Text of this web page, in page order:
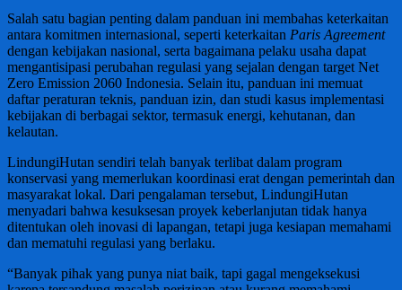
Salah satu bagian penting dalam panduan ini membahas keterkaitan
antara komitmen internasional, seperti keterkaitan Paris Agreement
dengan kebijakan nasional, serta bagaimana pelaku usaha dapat
mengantisipasi perubahan regulasi yang sejalan dengan target Net
Zero Emission 2060 Indonesia. Selain itu, panduan ini memuat
daftar peraturan teknis, panduan izin, dan studi kasus implementasi
kebijakan di berbagai sektor, termasuk energi, kehutanan, dan
kelautan.
LindungiHutan sendiri telah banyak terlibat dalam program
konservasi yang memerlukan koordinasi erat dengan pemerintah dan
masyarakat lokal. Dari pengalaman tersebut, LindungiHutan
menyadari bahwa kesuksesan proyek keberlanjutan tidak hanya
ditentukan oleh inovasi di lapangan, tetapi juga kesiapan memahami
dan mematuhi regulasi yang berlaku.
“Banyak pihak yang punya niat baik, tapi gagal mengeksekusi